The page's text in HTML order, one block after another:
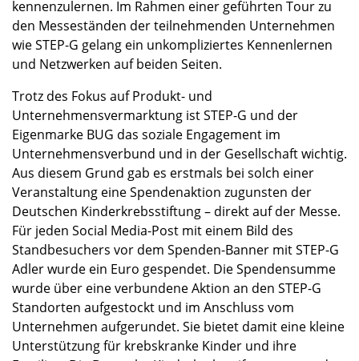
kennenzulernen. Im Rahmen einer geführten Tour zu
den Messeständen der teilnehmenden Unternehmen
wie STEP-G gelang ein unkompliziertes Kennenlernen
und Netzwerken auf beiden Seiten.
Trotz des Fokus auf Produkt- und
Unternehmensvermarktung ist STEP-G und der
Eigenmarke BUG das soziale Engagement im
Unternehmensverbund und in der Gesellschaft wichtig.
Aus diesem Grund gab es erstmals bei solch einer
Veranstaltung eine Spendenaktion zugunsten der
Deutschen Kinderkrebsstiftung – direkt auf der Messe.
Für jeden Social Media-Post mit einem Bild des
Standbesuchers vor dem Spenden-Banner mit STEP-G
Adler wurde ein Euro gespendet. Die Spendensumme
wurde über eine verbundene Aktion an den STEP-G
Standorten aufgestockt und im Anschluss vom
Unternehmen aufgerundet. Sie bietet damit eine kleine
Unterstützung für krebskranke Kinder und ihre